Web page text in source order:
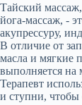
Тайский
йога-массаж, -
акупрессуру,
В отличие от
масла и мягкие
выполняется на
Терапевт
и ступни, чтобы